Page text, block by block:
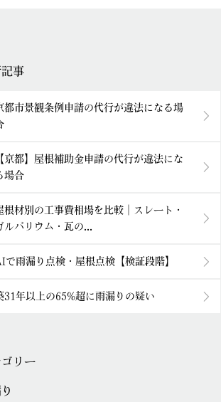
事
都市景観条例申請の代行が違法になる場
【京都】屋根補助金申請の代行が違法にな
場合
根材別の工事費相場を比較｜スレート・
ルバリウム・瓦の...
で雨漏り点検・屋根点検【検証段階】
31年以上の65%超に雨漏りの疑い
ゴリー